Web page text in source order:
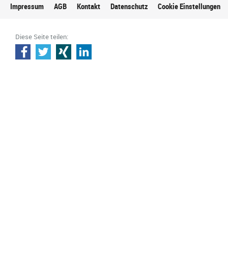
Impressum AGB Kontakt Datenschutz Cookie Einstellungen
Diese Seite teilen: